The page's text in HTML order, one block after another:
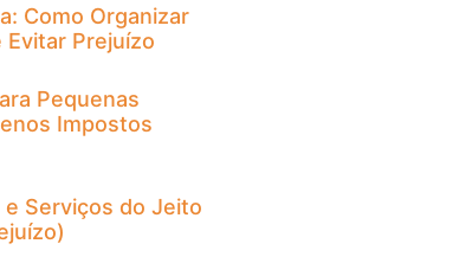
Como Organizar
Evitar Prejuízo
Pequenas
Impostos
Serviços do Jeito